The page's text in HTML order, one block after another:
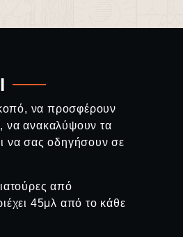
να προσφέρουν
να ανακαλύψουν τα
να σας οδηγήσουν σε
από
45μλ από το κάθε